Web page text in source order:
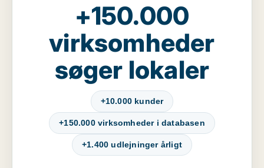
+150.000
virksomheder
søger lokaler
+10.000 kunder
+150.000 virksomheder i databasen
+1.400 udlejninger årligt